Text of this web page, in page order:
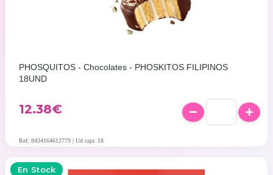
PHOSQUITOS - Chocolates - PHOSKITOS FILIPINOS
18UND
12.38€
Ref: 8434164612779 | Ud caja: 18
En Stock